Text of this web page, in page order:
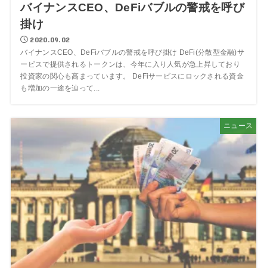
バイナンスCEO、DeFiバブルの警戒を呼び
掛け
2020.09.02
バイナンスCEO、DeFiバブルの警戒を呼び掛け DeFi(分散型金融)サ
ービスで提供されるトークンは、今年に入り人気が急上昇しており
投資家の関心も高まっています。 DeFiサービスにロックされる資金
も増加の一途を辿って...
ニュース